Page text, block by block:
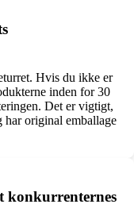
Hvis du ikke er
inden for 30
Det er vigtigt,
har original emballage
konkurrenternes